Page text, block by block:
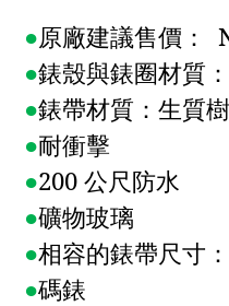
●原廠建議售價：
●錶殼與錶圈材質
●錶帶材質：生質
●耐衝擊
●200 公尺防水
●礦物玻璃
●相容的錶帶尺寸：
●碼錶